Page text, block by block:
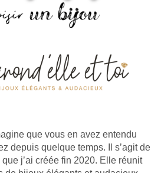
que vous en avez entendu
depuis quelque temps. Il s’agit de
j’ai créée fin 2020. Elle réunit